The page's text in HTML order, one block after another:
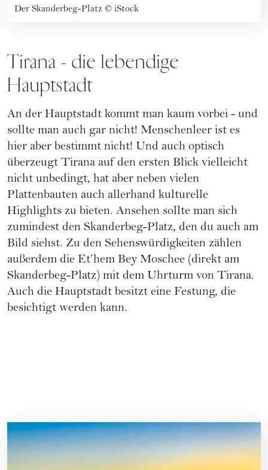
Der Skanderbeg-Platz © iStock
Tirana - die lebendige
Hauptstadt
An der Hauptstadt kommt man kaum vorbei - und
sollte man auch gar nicht! Menschenleer ist es
hier aber bestimmt nicht! Und auch optisch
überzeugt Tirana auf den ersten Blick vielleicht
nicht unbedingt, hat aber neben vielen
Plattenbauten auch allerhand kulturelle
Highlights zu bieten. Ansehen sollte man sich
zumindest den Skanderbeg-Platz, den du auch am
Bild siehst. Zu den Sehenswürdigkeiten zählen
außerdem die Et’hem Bey Moschee (direkt am
Skanderbeg-Platz) mit dem Uhrturm von Tirana.
Auch die Hauptstadt besitzt eine Festung, die
besichtigt werden kann.